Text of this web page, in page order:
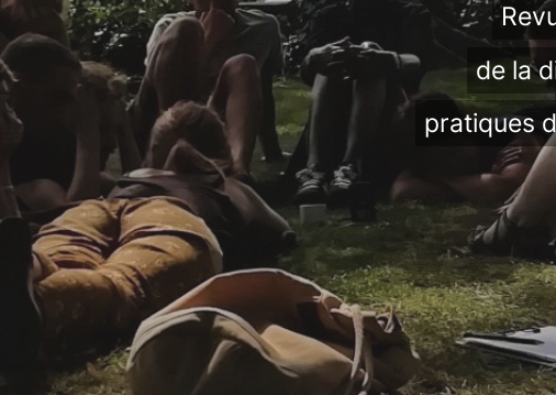
de la
pratiques